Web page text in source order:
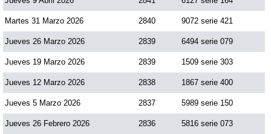
Martes 31 Marzo 2026 2840 9072 serie 421
Jueves 26 Marzo 2026 2839 6494 serie 079
Jueves 19 Marzo 2026 2839 1509 serie 303
Jueves 12 Marzo 2026 2838 1867 serie 400
Jueves 5 Marzo 2026 2837 5989 serie 150
Jueves 26 Febrero 2026 2836 5816 serie 073